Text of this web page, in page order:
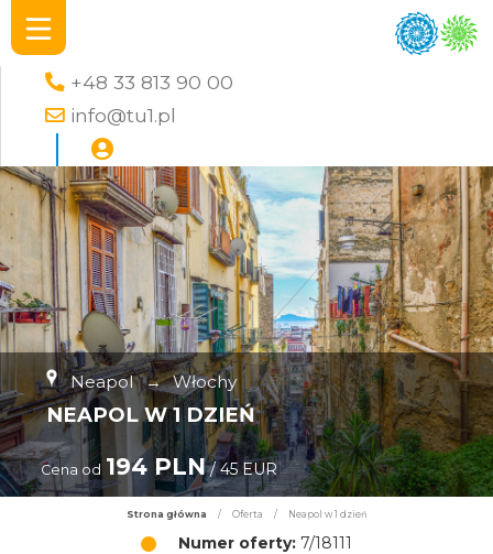
+48 33 813 90 00
info@tu1.pl
Neapol → Włochy
NEAPOL W 1 DZIEŃ
Cena od 194 PLN/ 45 EUR
Strona główna / Oferta / Neapol w 1 dzień
Numer oferty: 7/18111